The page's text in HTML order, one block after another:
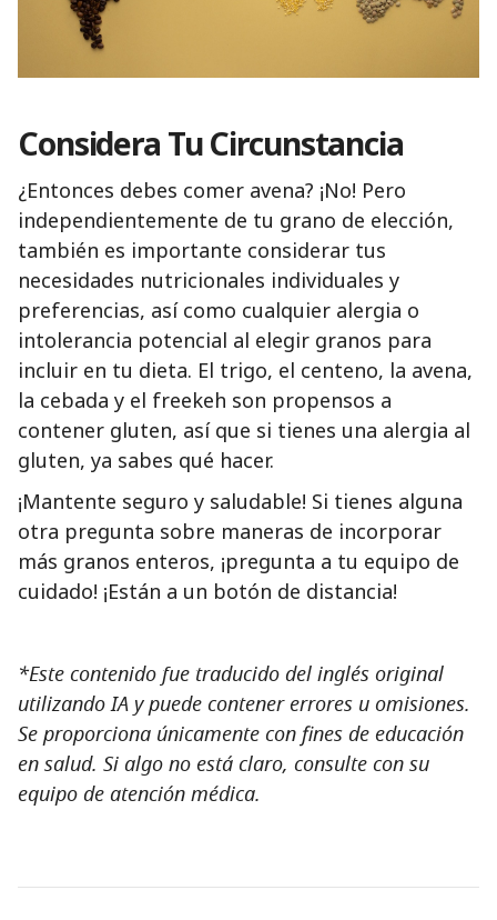
Considera Tu Circunstancia
¿Entonces debes comer avena? ¡No! Pero
independientemente de tu grano de elección,
también es importante considerar tus
necesidades nutricionales individuales y
preferencias, así como cualquier alergia o
intolerancia potencial al elegir granos para
incluir en tu dieta. El trigo, el centeno, la avena,
la cebada y el freekeh son propensos a
contener gluten, así que si tienes una alergia al
gluten, ya sabes qué hacer.
¡Mantente seguro y saludable! Si tienes alguna
otra pregunta sobre maneras de incorporar
más granos enteros, ¡pregunta a tu equipo de
cuidado! ¡Están a un botón de distancia!
*Este contenido fue traducido del inglés original
utilizando IA y puede contener errores u omisiones.
Se proporciona únicamente con fines de educación
en salud. Si algo no está claro, consulte con su
equipo de atención médica.